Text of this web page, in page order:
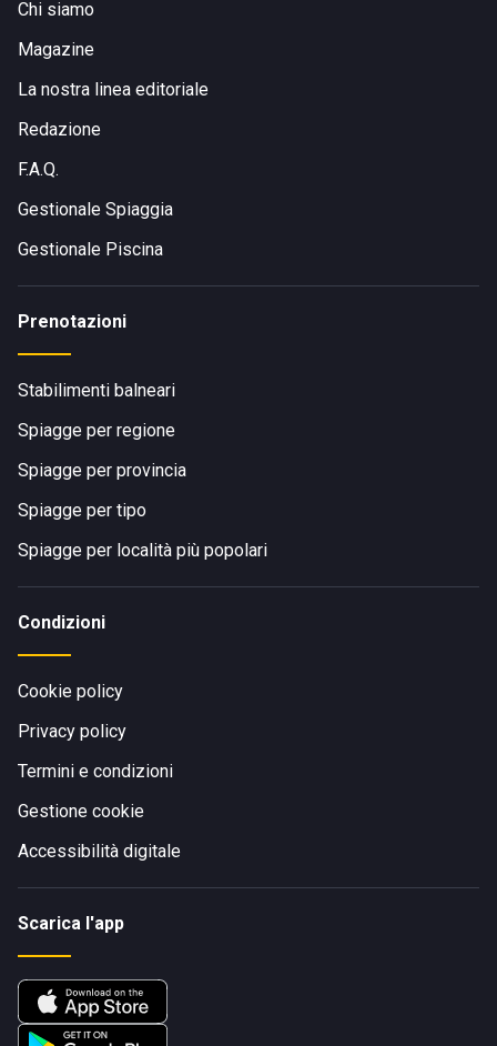
Chi siamo
Magazine
La nostra linea editoriale
Redazione
F.A.Q.
Gestionale Spiaggia
Gestionale Piscina
Prenotazioni
Stabilimenti balneari
Spiagge per regione
Spiagge per provincia
Spiagge per tipo
Spiagge per località più popolari
Condizioni
Cookie policy
Privacy policy
Termini e condizioni
Gestione cookie
Accessibilità digitale
Scarica l'app